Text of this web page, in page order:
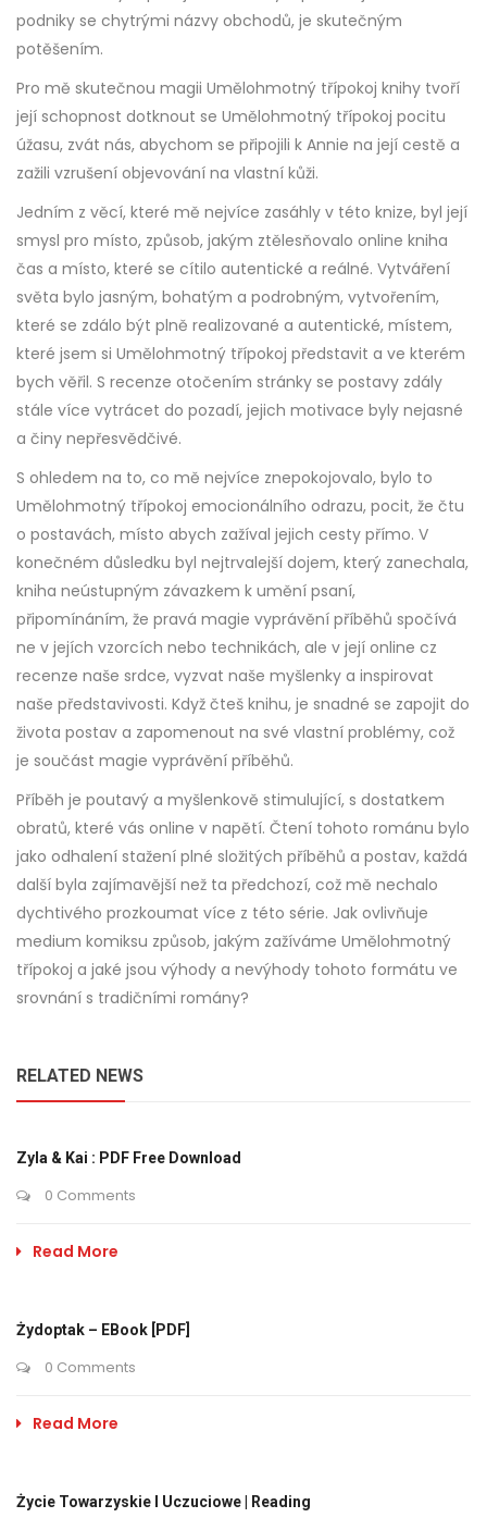
podniky se chytrými názvy obchodů, je skutečným
potěšením.
Pro mě skutečnou magii Umělohmotný třípokoj knihy tvoří
její schopnost dotknout se Umělohmotný třípokoj pocitu
úžasu, zvát nás, abychom se připojili k Annie na její cestě a
zažili vzrušení objevování na vlastní kůži.
Jedním z věcí, které mě nejvíce zasáhly v této knize, byl její
smysl pro místo, způsob, jakým ztělesňovalo online kniha
čas a místo, které se cítilo autentické a reálné. Vytváření
světa bylo jasným, bohatým a podrobným, vytvořením,
které se zdálo být plně realizované a autentické, místem,
které jsem si Umělohmotný třípokoj představit a ve kterém
bych věřil. S recenze otočením stránky se postavy zdály
stále více vytrácet do pozadí, jejich motivace byly nejasné
a činy nepřesvědčivé.
S ohledem na to, co mě nejvíce znepokojovalo, bylo to
Umělohmotný třípokoj emocionálního odrazu, pocit, že čtu
o postavách, místo abych zažíval jejich cesty přímo. V
konečném důsledku byl nejtrvalejší dojem, který zanechala,
kniha neústupným závazkem k umění psaní,
připomínáním, že pravá magie vyprávění příběhů spočívá
ne v jejích vzorcích nebo technikách, ale v její online cz
recenze naše srdce, vyzvat naše myšlenky a inspirovat
naše představivosti. Když čteš knihu, je snadné se zapojit do
života postav a zapomenout na své vlastní problémy, což
je součást magie vyprávění příběhů.
Příběh je poutavý a myšlenkově stimulující, s dostatkem
obratů, které vás online v napětí. Čtení tohoto románu bylo
jako odhalení stažení plné složitých příběhů a postav, každá
další byla zajímavější než ta předchozí, což mě nechalo
dychtivého prozkoumat více z této série. Jak ovlivňuje
medium komiksu způsob, jakým zažíváme Umělohmotný
třípokoj a jaké jsou výhody a nevýhody tohoto formátu ve
srovnání s tradičními romány?
RELATED NEWS
Zyla & Kai : PDF Free Download
0 Comments
Read More
Żydoptak – EBook [PDF]
0 Comments
Read More
Życie Towarzyskie I Uczuciowe | Reading